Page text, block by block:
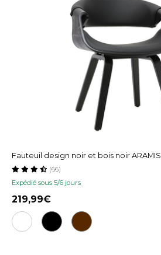
Fauteuil design noir et bois noir ARAMIS
Expédié sous 5/6 jours
(66)
219,99